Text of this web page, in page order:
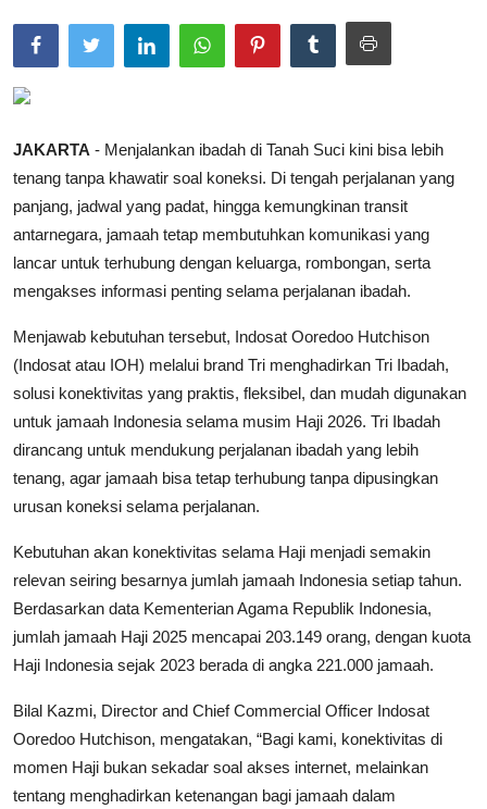
JAKARTA - Menjalankan ibadah di Tanah Suci kini bisa lebih
tenang tanpa khawatir soal koneksi. Di tengah perjalanan yang
panjang, jadwal yang padat, hingga kemungkinan transit
antarnegara, jamaah tetap membutuhkan komunikasi yang
lancar untuk terhubung dengan keluarga, rombongan, serta
mengakses informasi penting selama perjalanan ibadah.
Menjawab kebutuhan tersebut, Indosat Ooredoo Hutchison
(Indosat atau IOH) melalui brand Tri menghadirkan Tri Ibadah,
solusi konektivitas yang praktis, fleksibel, dan mudah digunakan
untuk jamaah Indonesia selama musim Haji 2026. Tri Ibadah
dirancang untuk mendukung perjalanan ibadah yang lebih
tenang, agar jamaah bisa tetap terhubung tanpa dipusingkan
urusan koneksi selama perjalanan.
Kebutuhan akan konektivitas selama Haji menjadi semakin
relevan seiring besarnya jumlah jamaah Indonesia setiap tahun.
Berdasarkan data Kementerian Agama Republik Indonesia,
jumlah jamaah Haji 2025 mencapai 203.149 orang, dengan kuota
Haji Indonesia sejak 2023 berada di angka 221.000 jamaah.
Bilal Kazmi, Director and Chief Commercial Officer Indosat
Ooredoo Hutchison, mengatakan, “Bagi kami, konektivitas di
momen Haji bukan sekadar soal akses internet, melainkan
tentang menghadirkan ketenangan bagi jamaah dalam